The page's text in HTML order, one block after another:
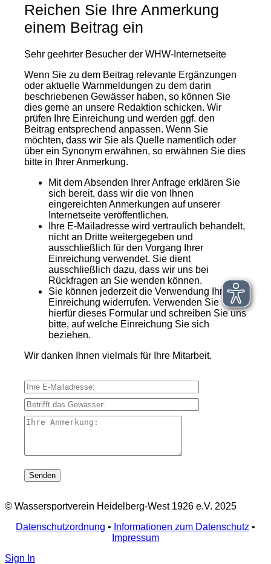
Reichen Sie Ihre Anmerkung
einem Beitrag ein
Sehr geehrter Besucher der WHW-Internetseite
Wenn Sie zu dem Beitrag relevante Ergänzungen
oder aktuelle Warnmeldungen zu dem darin
beschriebenen Gewässer haben, so können Sie
dies gerne an unsere Redaktion schicken. Wir
prüfen Ihre Einreichung und werden ggf. den
Beitrag entsprechend anpassen. Wenn Sie
möchten, dass wir Sie als Quelle namentlich oder
über ein Synonym erwähnen, so erwähnen Sie dies
bitte in Ihrer Anmerkung.
Mit dem Absenden Ihrer Anfrage erklären Sie
sich bereit, dass wir die von Ihnen
eingereichten Anmerkungen auf unserer
Internetseite veröffentlichen.
Ihre E-Mailadresse wird vertraulich behandelt,
nicht an Dritte weitergegeben und
ausschließlich für den Vorgang Ihrer
Einreichung verwendet. Sie dient
ausschließlich dazu, dass wir uns bei
Rückfragen an Sie wenden können.
Sie können jederzeit die Verwendung Ihrer
Einreichung widerrufen. Verwenden Sie
hierfür dieses Formular und schreiben Sie uns
bitte, auf welche Einreichung Sie sich
beziehen.
Wir danken Ihnen vielmals für Ihre Mitarbeit.
Ihre E-Mailadresse:
Betrifft das Gewässer:
Ihre Anmerkung:
© Wassersportverein Heidelberg-West 1926 e.V. 2025
Datenschutzordnung • Informationen zum Datenschutz •
Impressum
Sign In